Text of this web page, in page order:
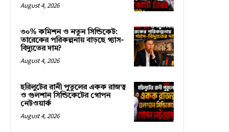
August 4, 2026
৩০% কমিশন ও নতুন সিন্ডিকেট:
তারেকের পরিকল্পনায় বাড়ছে গ্যাস-
বিদ্যুতের দাম?
August 4, 2026
হরিলুটের রানী পুতুলের একক রাজত্ব
ও গুলশান সিন্ডিকেটের গোপন
নেটওয়ার্ক
August 4, 2026